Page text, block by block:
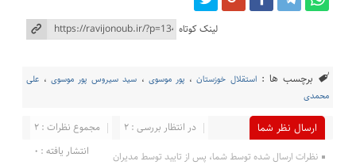
لینک کوتاه
برچسب ها : استقلال خوزستان، پور موسوی، سید سیروس پور موسوی، علی
محمدی
ارسال نظر شما مجموع نظرات : 2
در انتظار بررسی : 2
انتشار یافته : 0
نظرات ارسال شده توسط شما، پس از تایید توسط مدیران